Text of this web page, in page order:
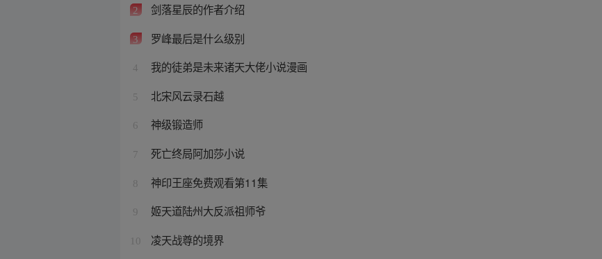
2 剑落星辰的作者介绍
3 罗峰最后是什么级别
4 我的徒弟是未来诸天大佬小说漫画
5 北宋风云录石越
6 神级锻造师
7 死亡终局阿加莎小说
8 神印王座免费观看第11集
9 姬天道陆州大反派祖师爷
10 凌天战尊的境界